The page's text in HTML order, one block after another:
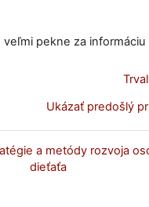
veľmi pekne za
Ukázať predošlý
a metódy rozvoja
dieťaťa